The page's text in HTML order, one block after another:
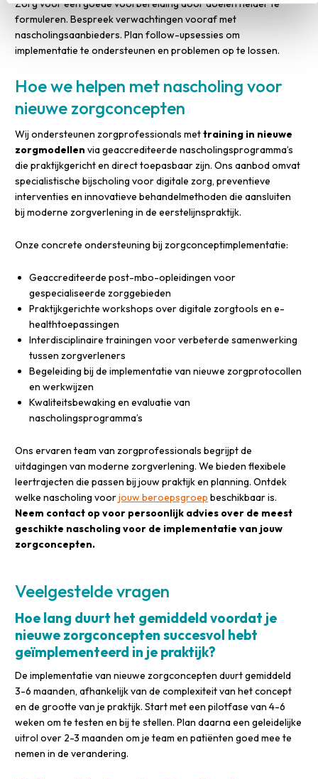
Zorg voor een goede voorbereiding door doelen helder te
formuleren. Bespreek verwachtingen vooraf met
nascholingsaanbieders. Plan follow-upsessies om
implementatie te ondersteunen en problemen op te lossen.
Hoe we helpen met nascholing voor
nieuwe zorgconcepten
Wij ondersteunen zorgprofessionals mettraining in nieuwe
zorgmodellen via geaccrediteerde nascholingsprogramma’s
die praktijkgericht en direct toepasbaar zijn. Ons aanbod omvat
specialistische bijscholing voor digitale zorg, preventieve
interventies en innovatieve behandelmethoden die aansluiten
bij moderne zorgverlening in de eerstelijnspraktijk.
Onze concrete ondersteuning bij zorgconceptimplementatie:
Geaccrediteerde post-mbo-opleidingen voor
gespecialiseerde zorggebieden
Praktijkgerichte workshops over digitale zorgtools en e-
healthtoepassingen
Interdisciplinaire trainingen voor verbeterde samenwerking
tussen zorgverleners
Begeleiding bij de implementatie van nieuwe zorgprotocollen
en werkwijzen
Kwaliteitsbewaking en evaluatie van
nascholingsprogramma’s
Ons ervaren team van zorgprofessionals begrijpt de
uitdagingen van moderne zorgverlening. We bieden flexibele
leertrajecten die passen bij jouw praktijk en planning. Ontdek
welke nascholing voorjouw beroepsgroep beschikbaar is.
Neem contact op voor persoonlijk advies over de meest
geschikte nascholing voor de implementatie van jouw
zorgconcepten.
Veelgestelde vragen
Hoe lang duurt het gemiddeld voordat je
nieuwe zorgconcepten succesvol hebt
geïmplementeerd in je praktijk?
De implementatie van nieuwe zorgconcepten duurt gemiddeld
3-6 maanden, afhankelijk van de complexiteit van het concept
en de grootte van je praktijk. Start met een pilotfase van 4-6
weken om te testen en bij te stellen. Plan daarna een geleidelijke
uitrol over 2-3 maanden om je team en patiënten goed mee te
nemen in de verandering.